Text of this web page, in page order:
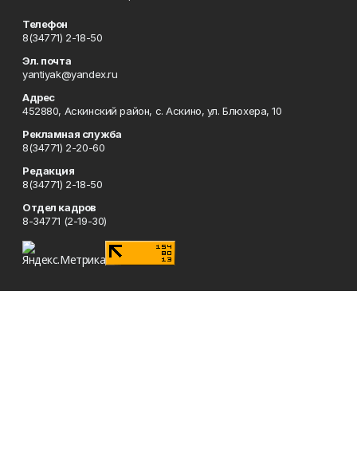
Телефон
8(34771) 2-18-50
Эл. почта
yantiyak@yandex.ru
Адрес
452880, Аскинский район, с. Аскино, ул. Блюхера, 10
Рекламная служба
8(34771) 2-20-60
Редакция
8(34771) 2-18-50
Отдел кадров
8-34771 (2-19-30)